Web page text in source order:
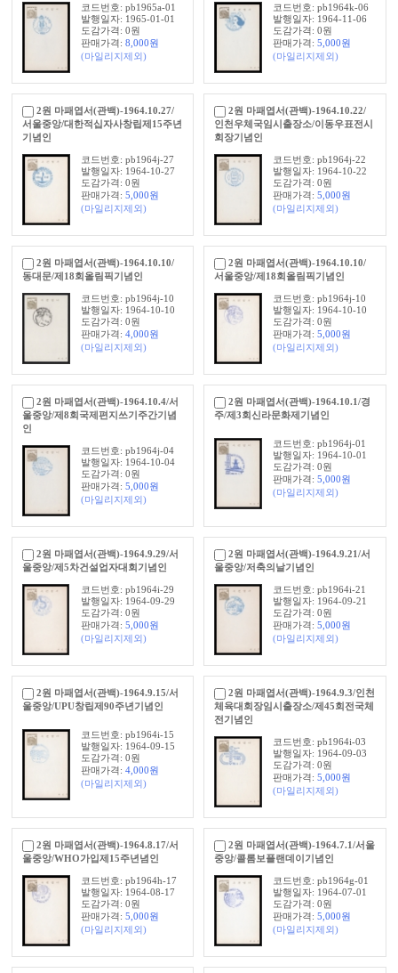
코드번호: pb1965a-01
발행일자: 1965-01-01
도감가격: 0원
판매가격: 8,000원
(마일리지제외)
코드번호: pb1964k-06
발행일자: 1964-11-06
도감가격: 0원
판매가격: 5,000원
(마일리지제외)
2원 마패엽서(관백)-1964.10.27/
서울중앙/대한적십자사창립제15주년
기념인
코드번호: pb1964j-27
발행일자: 1964-10-27
도감가격: 0원
판매가격: 5,000원
(마일리지제외)
2원 마패엽서(관백)-1964.10.22/
인천우체국임시출장소/이동우표전시
회장기념인
코드번호: pb1964j-22
발행일자: 1964-10-22
도감가격: 0원
판매가격: 5,000원
(마일리지제외)
2원 마패엽서(관백)-1964.10.10/
동대문/제18회올림픽기념인
코드번호: pb1964j-10
발행일자: 1964-10-10
도감가격: 0원
판매가격: 4,000원
(마일리지제외)
2원 마패엽서(관백)-1964.10.10/
서울중앙/제18회올림픽기념인
코드번호: pb1964j-10
발행일자: 1964-10-10
도감가격: 0원
판매가격: 5,000원
(마일리지제외)
2원 마패엽서(관백)-1964.10.4/서
울중앙/제8회국제편지쓰기주간기념
인
코드번호: pb1964j-04
발행일자: 1964-10-04
도감가격: 0원
판매가격: 5,000원
(마일리지제외)
2원 마패엽서(관백)-1964.10.1/경
주/제3회신라문화제기념인
코드번호: pb1964j-01
발행일자: 1964-10-01
도감가격: 0원
판매가격: 5,000원
(마일리지제외)
2원 마패엽서(관백)-1964.9.29/서
울중앙/제5차건설업자대회기념인
코드번호: pb1964i-29
발행일자: 1964-09-29
도감가격: 0원
판매가격: 5,000원
(마일리지제외)
2원 마패엽서(관백)-1964.9.21/서
울중앙/저축의날기념인
코드번호: pb1964i-21
발행일자: 1964-09-21
도감가격: 0원
판매가격: 5,000원
(마일리지제외)
2원 마패엽서(관백)-1964.9.15/서
울중앙/UPU창립제90주년기념인
코드번호: pb1964i-15
발행일자: 1964-09-15
도감가격: 0원
판매가격: 4,000원
(마일리지제외)
2원 마패엽서(관백)-1964.9.3/인천
체육대회장임시출장소/제45회전국체
전기념인
코드번호: pb1964i-03
발행일자: 1964-09-03
도감가격: 0원
판매가격: 5,000원
(마일리지제외)
2원 마패엽서(관백)-1964.8.17/서
울중앙/WHO가입제15주년념인
코드번호: pb1964h-17
발행일자: 1964-08-17
도감가격: 0원
판매가격: 5,000원
(마일리지제외)
2원 마패엽서(관백)-1964.7.1/서울
중앙/콜롬보플랜데이기념인
코드번호: pb1964g-01
발행일자: 1964-07-01
도감가격: 0원
판매가격: 5,000원
(마일리지제외)